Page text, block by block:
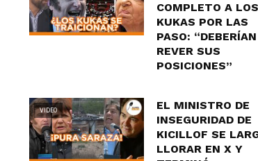
COMPLETO A LOS
KUKAS POR LAS
PASO: “DEBERÍAN
REVER SUS
POSICIONES”
VIDEO
EL MINISTRO DE
INSEGURIDAD DE
KICILLOF SE
LLORAR EN X Y